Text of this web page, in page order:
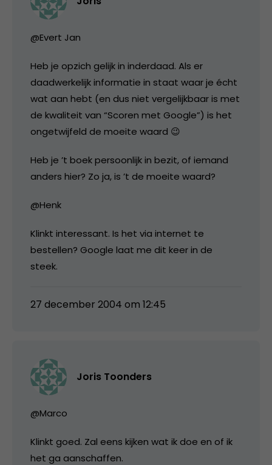
@Evert Jan
Heb je opzich gelijk in inderdaad. Als er
daadwerkelijk informatie in staat waar je écht
wat aan hebt (en dus niet vergelijkbaar is met
de kwaliteit van “Scoren met Google”) is het
ongetwijfeld de moeite waard 😉
Heb je ’t boek persoonlijk in bezit, of iemand
anders hier? Zo ja, is ’t de moeite waard?
@Henk
Klinkt interessant. Is het via internet te
bestellen? Google laat me dit keer in de
steek.
27 december 2004 om 12:45
Joris Toonders
@Marco
Klinkt goed. Zal eens kijken wat ik doe en of ik
het ga aanschaffen.